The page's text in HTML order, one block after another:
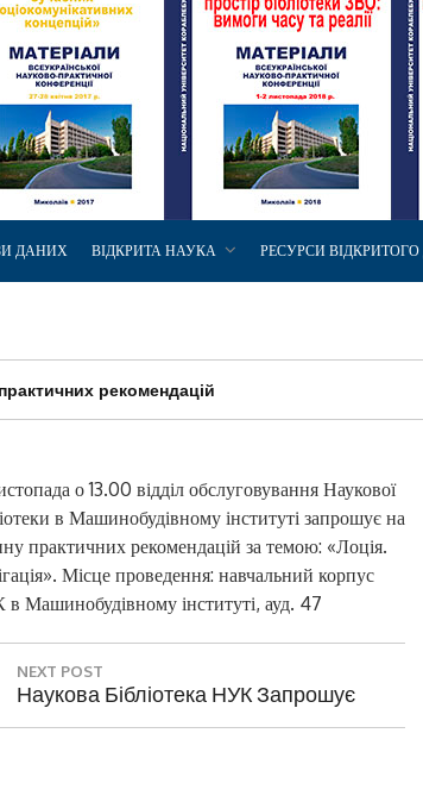
ДАНИХ ВІДКРИТА НАУКА РЕСУРСИ
рекомендацій
о 13.00 відділ обслуговування Наукової
в Машинобудівному інституті запрошує на
практичних рекомендацій за темою: «Лоція.
Місце проведення: навчальний корпус
Машинобудівному інституті, ауд. 47
NEXT POST
N
Наукова Бібліотека НУК Запрошує